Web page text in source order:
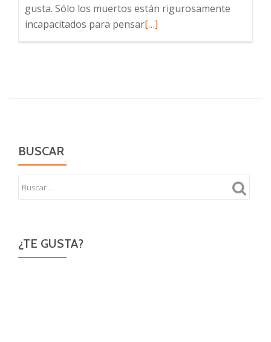
gusta. Sólo los muertos están rigurosamente
incapacitados para pensarLeer
[…]
BUSCAR
¿TE GUSTA?